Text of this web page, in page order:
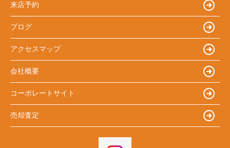
来店予約
ブログ
アクセスマップ
会社概要
コーポレートサイト
売却査定